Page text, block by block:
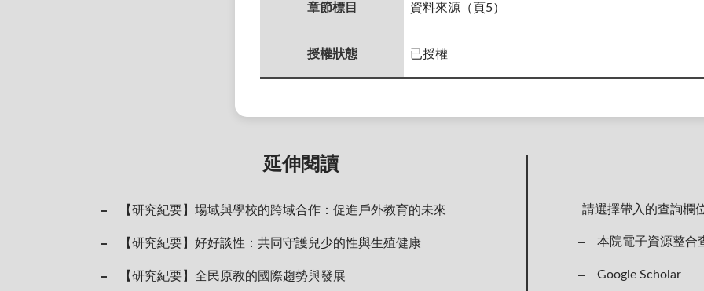
章節標目 資料來源（頁5）
授權狀態 已授權
延伸閱讀
【研究紀要】場域與學校的跨域合作：促進戶外教育的未來
【研究紀要】好好談性：共同守護兒少的性與生殖健康
【研究紀要】全民原教的國際趨勢與發展
請選擇帶入的查詢欄
本院電子資源整合
Google Scholar